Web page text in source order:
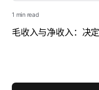
1 min read
毛收入与净收入：决